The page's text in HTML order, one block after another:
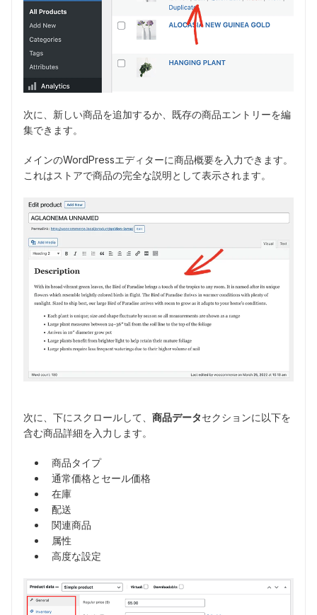
次に、新しい商品を追加するか、既存の商品エントリーを編
集できます。
メインのWordPressエディターに商品概要を入力できます。
これはストアで商品の完全な説明として表示されます。
次に、下にスクロールして、 商品データセクションに以下を
含む商品詳細を入力します。
商品タイプ
通常価格とセール価格
在庫
配送
関連商品
属性
高度な設定